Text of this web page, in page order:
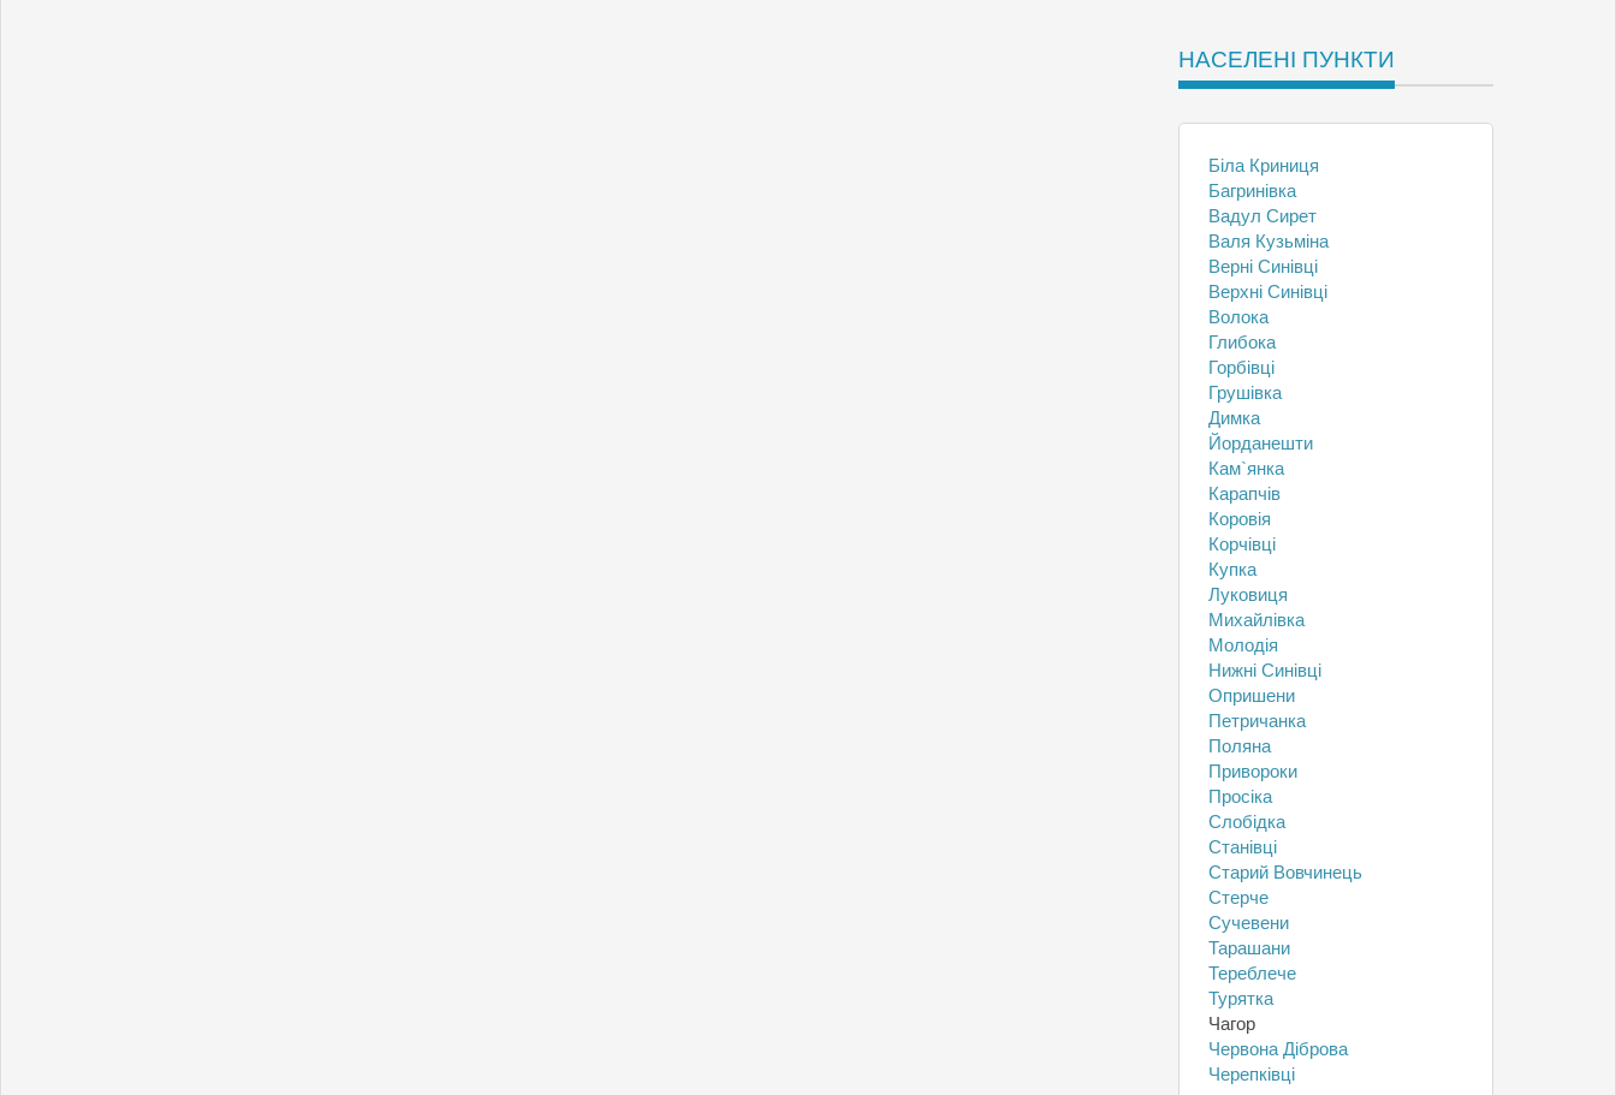
НАСЕЛЕНІ ПУНКТИ
Біла Криниця
Багринівка
Вадул Сирет
Валя Кузьміна
Верні Синівці
Верхні Синівці
Волока
Глибока
Горбівці
Грушівка
Димка
Йорданешти
Кам`янка
Карапчів
Коровія
Корчівці
Купка
Луковиця
Михайлівка
Молодія
Нижні Синівці
Опришени
Петричанка
Поляна
Привороки
Просіка
Слобідка
Станівці
Старий Вовчинець
Стерче
Сучевени
Тарашани
Тереблече
Турятка
Чагор
Червона Діброва
Черепківці